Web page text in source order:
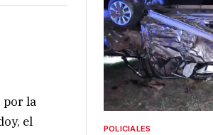
por la
el
POLICIALES